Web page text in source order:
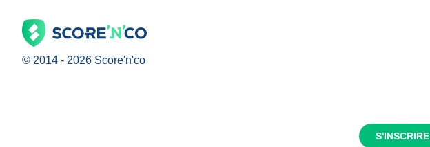
S'INSCRIRE
© 2014 - 2026 Score'n'co